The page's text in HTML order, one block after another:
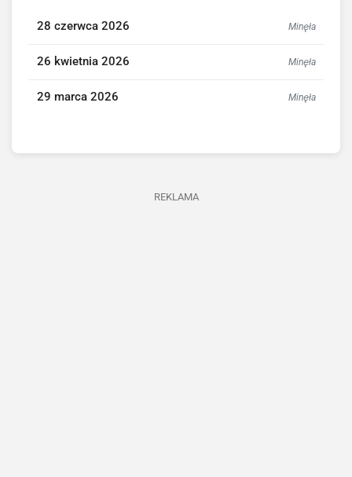
28 czerwca 2026 Minęła
26 kwietnia 2026 Minęła
29 marca 2026 Minęła
REKLAMA